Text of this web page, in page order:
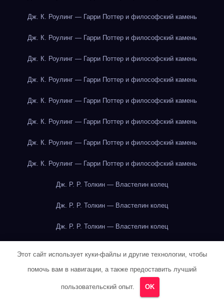
Дж. К. Роулинг — Гарри Поттер и философский камень
Дж. К. Роулинг — Гарри Поттер и философский камень
Дж. К. Роулинг — Гарри Поттер и философский камень
Дж. К. Роулинг — Гарри Поттер и философский камень
Дж. К. Роулинг — Гарри Поттер и философский камень
Дж. К. Роулинг — Гарри Поттер и философский камень
Дж. К. Роулинг — Гарри Поттер и философский камень
Дж. К. Роулинг — Гарри Поттер и философский камень
Дж. Р. Р. Толкин — Властелин колец
Дж. Р. Р. Толкин — Властелин колец
Дж. Р. Р. Толкин — Властелин колец
Дж. Р. Р. Толкин — Властелин колец
Дж. Р. Р. Толкин — Властелин колец
Этот сайт использует куки-файлы и другие технологии, чтобы
помочь вам в навигации, а также предоставить лучший
пользовательский опыт. OK